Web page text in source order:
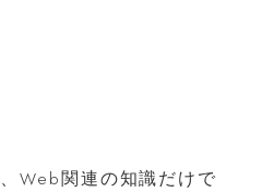
Web関連の知識だけで